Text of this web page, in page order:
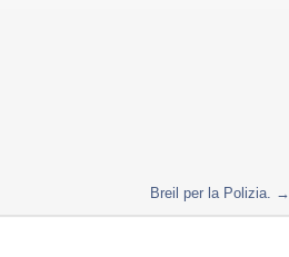
Breil per la Polizia. →